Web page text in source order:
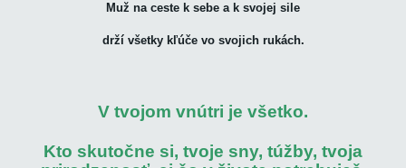
Muž na ceste k sebe a k svojej sile
drží všetky kľúče vo svojich rukách.
V tvojom vnútri je všetko.
Kto skutočne si, tvoje sny, túžby, tvoja